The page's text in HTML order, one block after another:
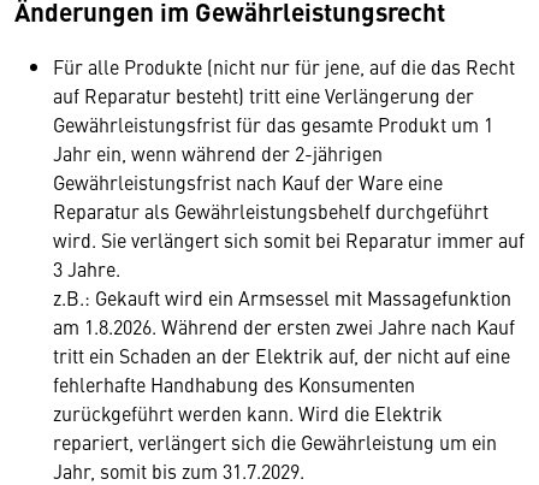
Änderungen im Gewährleistungsrecht
Für alle Produkte (nicht nur für jene, auf die das Recht
auf Reparatur besteht) tritt eine Verlängerung der
Gewährleistungsfrist für das gesamte Produkt um 1
Jahr ein, wenn während der 2-jährigen
Gewährleistungsfrist nach Kauf der Ware eine
Reparatur als Gewährleistungsbehelf durchgeführt
wird. Sie verlängert sich somit bei Reparatur immer auf
3 Jahre.
z.B.: Gekauft wird ein Armsessel mit Massagefunktion
am 1.8.2026. Während der ersten zwei Jahre nach Kauf
tritt ein Schaden an der Elektrik auf, der nicht auf eine
fehlerhafte Handhabung des Konsumenten
zurückgeführt werden kann. Wird die Elektrik
repariert, verlängert sich die Gewährleistung um ein
Jahr, somit bis zum 31.7.2029.